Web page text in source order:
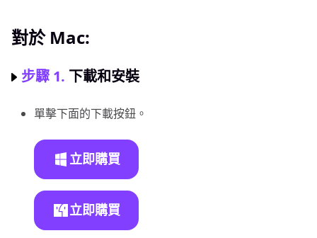
對於 Mac:
步驟 1. 下載和安裝
單擊下面的下載按鈕。
立即購買
立即購買